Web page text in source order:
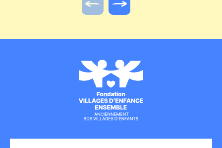
Actualité précédente
Actualité suivante